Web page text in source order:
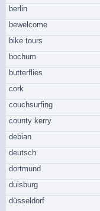
berlin
bewelcome
bike tours
bochum
butterflies
cork
couchsurfing
county kerry
debian
deutsch
dortmund
duisburg
düsseldorf